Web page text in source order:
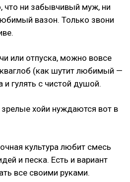
ни забывчивый муж, ни
вазон. Только звони
или отпуска, можно вовсе
(как шутит любимый —
гулять с чистой душой.
зрелые хойи нуждаются вот в
культура любит смесь
и песка. Есть и вариант
все своими руками.